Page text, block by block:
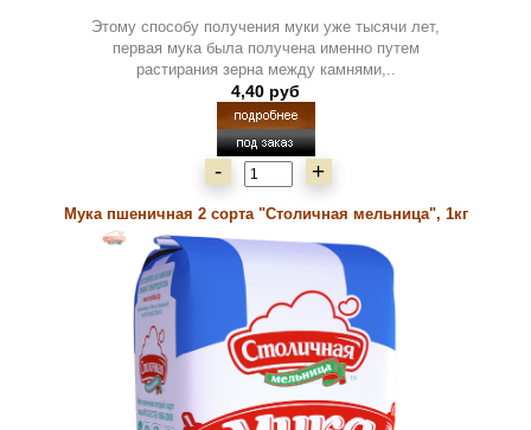
Этому способу получения муки уже тысячи лет,
первая мука была получена именно путем
растирания зерна между камнями,..
4,40 руб
- +
Мука пшеничная 2 сорта "Столичная мельница", 1кг